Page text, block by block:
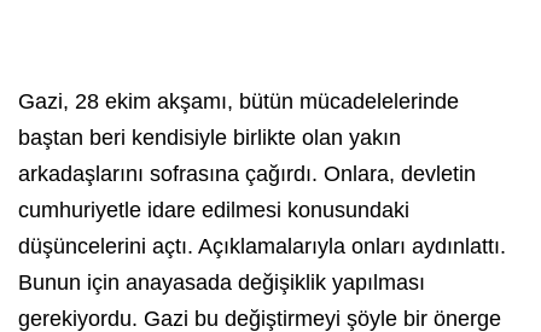
Gazi, 28 ekim akşamı, bütün mücadelelerinde
baştan beri kendisiyle birlikte olan yakın
arkadaşlarını sofrasına çağırdı. Onlara, devletin
cumhuriyetle idare edilmesi konusundaki
düşüncelerini açtı. Açıklamalarıyla onları aydınlattı.
Bunun için anayasada değişiklik yapılması
gerekiyordu. Gazi bu değiştirmeyi şöyle bir önerge